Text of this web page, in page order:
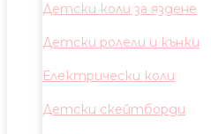
Детски коли за яздене
Детски ролели и кънки
Електрически коли
Детски скейтборди